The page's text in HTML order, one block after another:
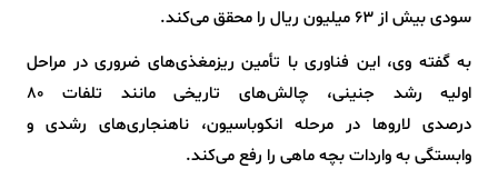
سودی بیش از ۶۳ میلیون ریال را محقق می‌کند.
به گفته وی، این فناوری با تأمین ریزمغذی‌های ضروری در مراحل
اولیه رشد جنینی، چالش‌های تاریخی مانند تلفات ۸۰
درصدی لاروها در مرحله انکوباسیون، ناهنجاری‌های رشدی و
وابستگی به واردات بچه ماهی را رفع می‌کند.